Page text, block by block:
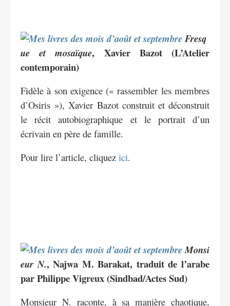
Fresq
ue et mosaïque, Xavier Bazot (L’Atelier
contemporain)
Fidèle à son exigence (« rassembler les membres
d’Osiris »), Xavier Bazot construit et déconstruit
le récit autobiographique et le portrait d’un
écrivain en père de famille.
Pour lire l’article, cliquez ici.
Monsi
eur N., Najwa M. Barakat, traduit de l’arabe
par Philippe Vigreux (Sindbad/Actes Sud)
Monsieur N. raconte, à sa manière chaotique,